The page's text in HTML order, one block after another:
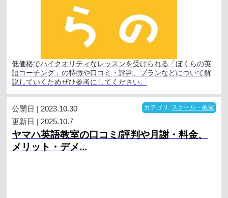
低価格でハイクオリティなレッスンを受けられる「ぼくらの英
語コーチング」の特徴や口コミ・評判、プランなどについて解
説していくためぜひ参考にしてください。
公開日 | 2023.10.30
更新日 | 2025.10.7
カテゴリ: スクール・教室
ヤマハ英語教室の口コミ/評判や月謝・料金、
メリット・デメ...